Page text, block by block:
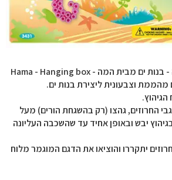
חרוזי גיהוץ קופסא קטנה - בנות ים מבית המה Hama - Hanging box -
גבי החרוזים, גהצו (רק בהשגחת הורים) מעל
בגיהוץ יבש ובאופן אחיד עד שהשכבה העליונה
יתקררו והוציאו את הדגם המוגמר מלוח